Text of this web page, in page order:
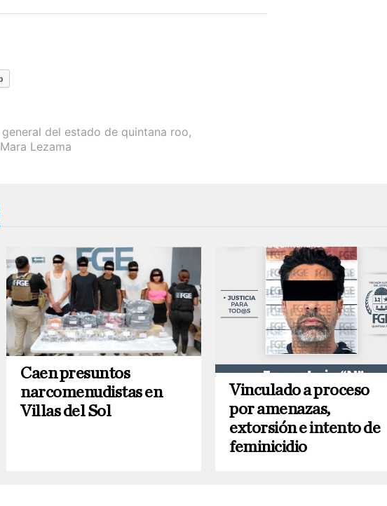
del estado de quintana roo,
Lezama
Caen presuntos
narcomenudistas en
Villas del Sol
Vinculado a proceso
por amenazas,
extorsión e intento de
feminicidio